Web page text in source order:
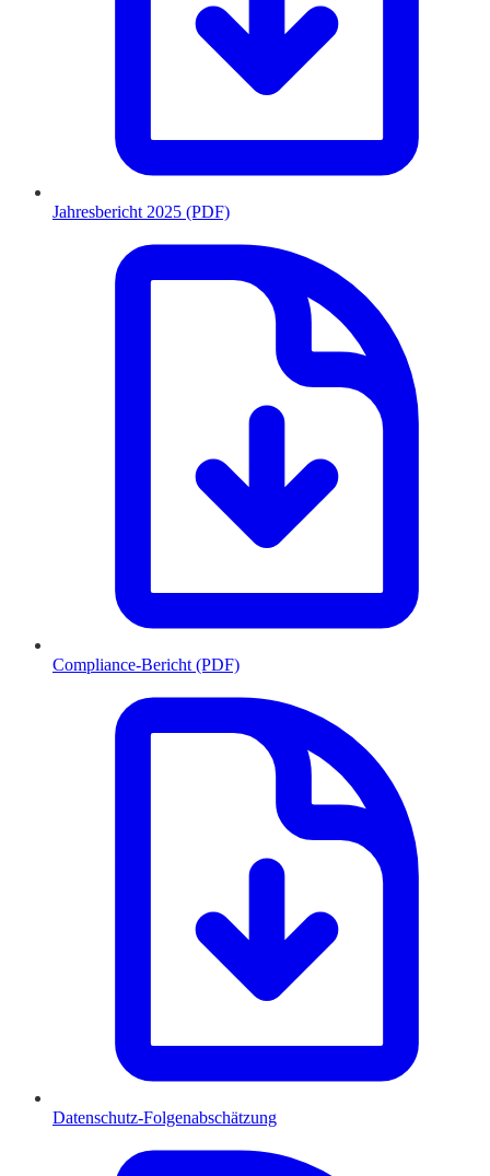
Jahresbericht 2025 (PDF)
Compliance-Bericht (PDF)
Datenschutz-Folgenabschätzung